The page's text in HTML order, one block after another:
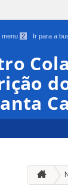
menu 2 Ir para a